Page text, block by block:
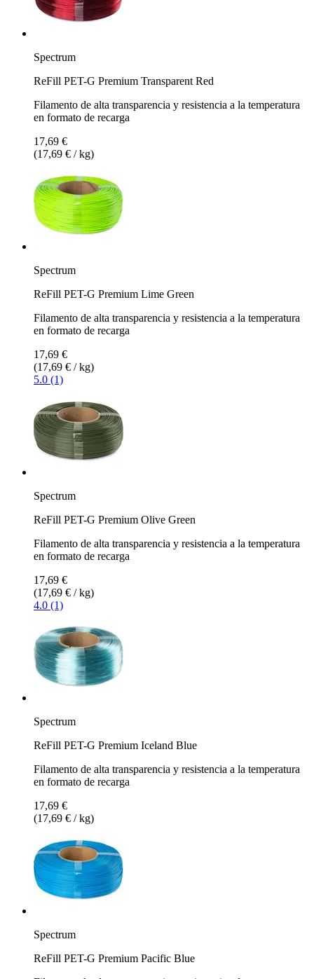
Spectrum
ReFill PET-G Premium Transparent Red
Filamento de alta transparencia y resistencia a la temperatura
en formato de recarga
17,69 €
(17,69 € / kg)
Spectrum
ReFill PET-G Premium Lime Green
Filamento de alta transparencia y resistencia a la temperatura
en formato de recarga
17,69 €
(17,69 € / kg)
5.0 (1)
Spectrum
ReFill PET-G Premium Olive Green
Filamento de alta transparencia y resistencia a la temperatura
en formato de recarga
17,69 €
(17,69 € / kg)
4.0 (1)
Spectrum
ReFill PET-G Premium Iceland Blue
Filamento de alta transparencia y resistencia a la temperatura
en formato de recarga
17,69 €
(17,69 € / kg)
Spectrum
ReFill PET-G Premium Pacific Blue